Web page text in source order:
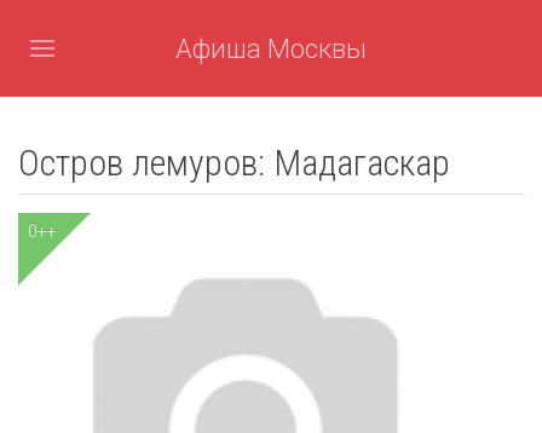
Афиша Москвы
Остров лемуров: Мадагаскар
0++